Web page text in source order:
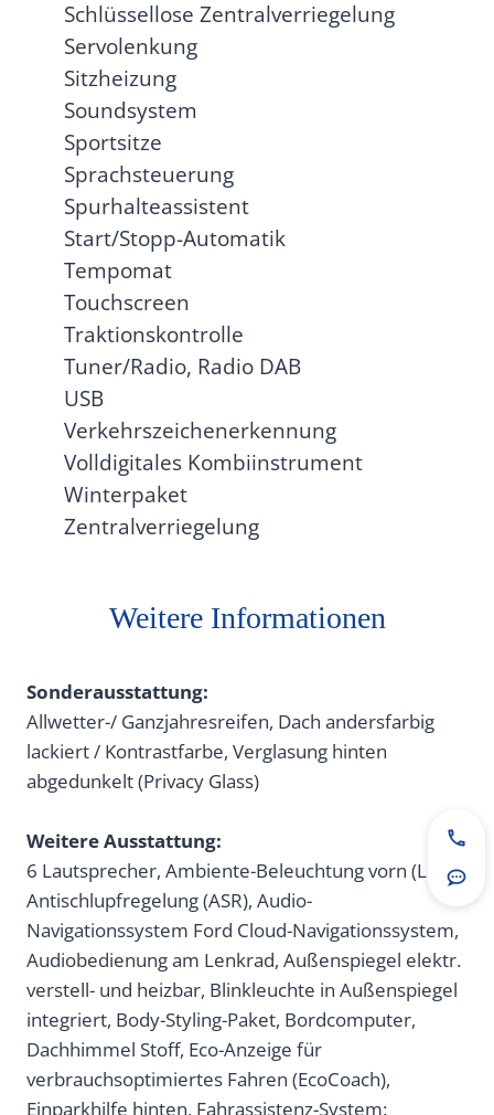
Schlüssellose Zentralverriegelung
Servolenkung
Sitzheizung
Soundsystem
Sportsitze
Sprachsteuerung
Spurhalteassistent
Start/Stopp-Automatik
Tempomat
Touchscreen
Traktionskontrolle
Tuner/Radio, Radio DAB
USB
Verkehrszeichenerkennung
Volldigitales Kombiinstrument
Winterpaket
Zentralverriegelung
Weitere Informationen
Sonderausstattung:
Allwetter-/ Ganzjahresreifen, Dach andersfarbig
lackiert / Kontrastfarbe, Verglasung hinten
abgedunkelt (Privacy Glass)
Weitere Ausstattung:
6 Lautsprecher, Ambiente-Beleuchtung vorn (LED),
Antischlupfregelung (ASR), Audio-
Navigationssystem Ford Cloud-Navigationssystem,
Audiobedienung am Lenkrad, Außenspiegel elektr.
verstell- und heizbar, Blinkleuchte in Außenspiegel
integriert, Body-Styling-Paket, Bordcomputer,
Dachhimmel Stoff, Eco-Anzeige für
verbrauchsoptimiertes Fahren (EcoCoach),
Einparkhilfe hinten, Fahrassistenz-System: